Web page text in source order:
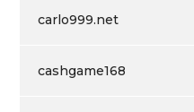
carlo999.net
cashgame168